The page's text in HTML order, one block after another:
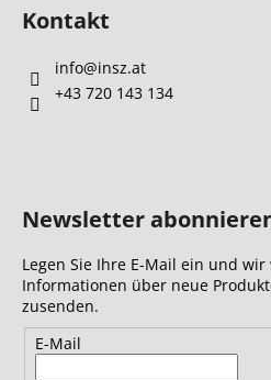
Kontakt
info@insz.at
+43 720 143 134
Newsletter
Legen Sie Ihre E-Mail ein und
Informationen über neue
zusenden.
E-Mail